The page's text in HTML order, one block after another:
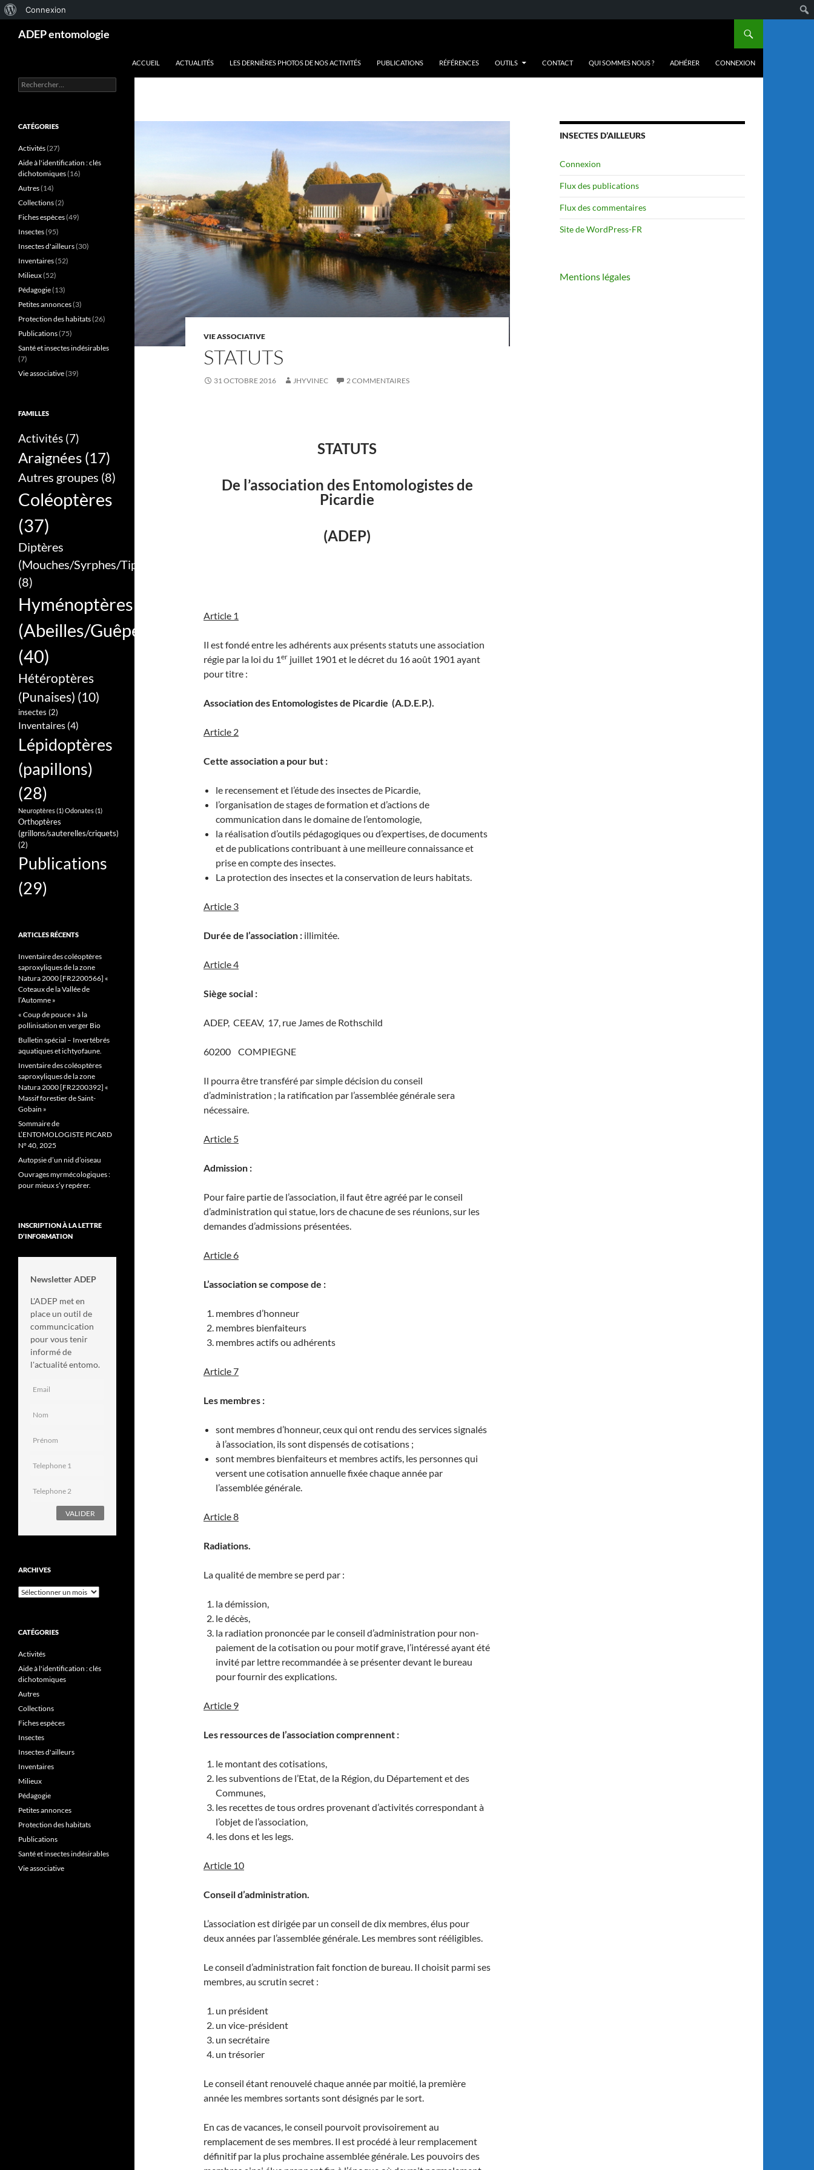
propos
Connexion
ADEP entomologie
ACCUEIL ACTUALITÉS LES DERNIÈRES PHOTOS DE NOS ACTIVITÉS PUBLICATIONS RÉFÉRENCES OUTILS CONTACT QUI SOMMES NOUS ? ADHÉRER CONNEXION
VIE ASSOCIATIVE
STATUTS
31 OCTOBRE 2016 JHYVINEC 2 COMMENTAIRES
STATUTS
De l’association des Entomologistes de
Picardie
(ADEP)
Article 1
Il est fondé entre les adhérents aux présents statuts une association
régie par la loi du 1er juillet 1901 et le décret du 16 août 1901 ayant
pour titre :
Association des Entomologistes de Picardie (A.D.E.P.).
Article 2
Cette association a pour but :
le recensement et l’étude des insectes de Picardie,
l’organisation de stages de formation et d’actions de
communication dans le domaine de l’entomologie,
la réalisation d’outils pédagogiques ou d’expertises, de documents
et de publications contribuant à une meilleure connaissance et
prise en compte des insectes.
La protection des insectes et la conservation de leurs habitats.
Article 3
Durée de l’association : illimitée.
Article 4
Siège social :
ADEP, CEEAV, 17, rue James de Rothschild
60200 COMPIEGNE
Il pourra être transféré par simple décision du conseil
d’administration ; la ratification par l’assemblée générale sera
nécessaire.
Article 5
Admission :
Pour faire partie de l’association, il faut être agréé par le conseil
d’administration qui statue, lors de chacune de ses réunions, sur les
demandes d’admissions présentées.
Article 6
L’association se compose de :
membres d’honneur
membres bienfaiteurs
membres actifs ou adhérents
Article 7
Les membres :
sont membres d’honneur, ceux qui ont rendu des services signalés
à l’association, ils sont dispensés de cotisations ;
sont membres bienfaiteurs et membres actifs, les personnes qui
versent une cotisation annuelle fixée chaque année par
l’assemblée générale.
Article 8
Radiations.
La qualité de membre se perd par :
la démission,
le décès,
la radiation prononcée par le conseil d’administration pour non-
paiement de la cotisation ou pour motif grave, l’intéressé ayant été
invité par lettre recommandée à se présenter devant le bureau
pour fournir des explications.
Article 9
Les ressources de l’association comprennent :
le montant des cotisations,
les subventions de l’Etat, de la Région, du Département et des
Communes,
les recettes de tous ordres provenant d’activités correspondant à
l’objet de l’association,
les dons et les legs.
Article 10
Conseil d’administration.
L’association est dirigée par un conseil de dix membres, élus pour
deux années par l’assemblée générale. Les membres sont rééligibles.
Le conseil d’administration fait fonction de bureau. Il choisit parmi ses
membres, au scrutin secret :
un président
un vice-président
un secrétaire
un trésorier
Le conseil étant renouvelé chaque année par moitié, la première
année les membres sortants sont désignés par le sort.
En cas de vacances, le conseil pourvoit provisoirement au
remplacement de ses membres. Il est procédé à leur remplacement
définitif par la plus prochaine assemblée générale. Les pouvoirs des
INSECTES D’AILLEURS
Connexion
Flux des publications
Flux des commentaires
Site de WordPress-FR
Mentions légales
Rechercher :
CATÉGORIES
Activités(27)
Aide à l'identification : clés
dichotomiques(16)
Autres(14)
Collections(2)
Fiches espèces(49)
Insectes(95)
Insectes d'ailleurs(30)
Inventaires(52)
Milieux(52)
Pédagogie(13)
Petites annonces(3)
Protection des habitats(26)
Publications(75)
Santé et insectes indésirables
(7)
Vie associative(39)
FAMILLES
Activités (7)
Araignées (17)
Autres groupes (8)
Coléoptères
(37)
Diptères
(Mouches/Syrphes/Tipules)
(8)
Hyménoptères
(Abeilles/Guêpes/Bourdons/Frelons/Fourmis)
(40)
Hétéroptères
(Punaises) (10)
insectes (2)
Inventaires (4)
Lépidoptères
(papillons)
(28)
Neuroptères(1)Odonates(1)
Orthoptères
(grillons/sauterelles/criquets)
(2)
Publications
(29)
ARTICLES RÉCENTS
Inventaire des coléoptères
saproxyliques de la zone
Natura 2000 [FR2200566] «
Coteaux de la Vallée de
l’Automne »
« Coup de pouce » à la
pollinisation en verger Bio
Bulletin spécial – Invertébrés
aquatiques et ichtyofaune.
Inventaire des coléoptères
saproxyliques de la zone
Natura 2000 [FR2200392] «
Massif forestier de Saint-
Gobain »
Sommaire de
L’ENTOMOLOGISTE PICARD
N° 40, 2025
Autopsie d’un nid d’oiseau
Ouvrages myrmécologiques :
pour mieux s’y repérer.
INSCRIPTION À LA LETTRE
D’INFORMATION
Newsletter ADEP
L'ADEP met en
place un outil de
communcication
pour vous tenir
informé de
l'actualité entomo.
ARCHIVES
Archives
CATÉGORIES
Activités
Aide à l'identification : clés
dichotomiques
Autres
Collections
Fiches espèces
Insectes
Insectes d'ailleurs
Inventaires
Milieux
Pédagogie
Petites annonces
Protection des habitats
Publications
Santé et insectes indésirables
Vie associative